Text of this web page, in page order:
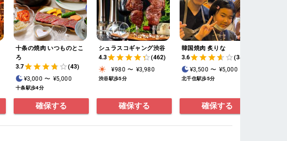
十条の焼肉 いつものとこ
ろ
3.7
(43)
¥3,000 〜 ¥5,000
十条駅歩4分
確保する
シュラスコギャング渋谷
4.3
(462)
¥980 〜 ¥3,980
渋谷駅歩5分
確保する
韓国焼肉 炙りな
3.6
(34)
¥3,500 〜 ¥5,000
北千住駅歩5分
確保する